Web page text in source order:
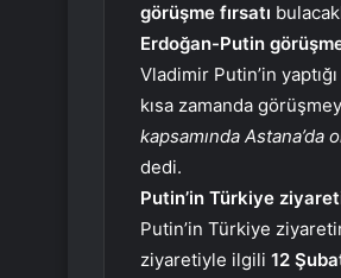
görüşme fırsatı
Erdoğan-Putin
Vladimir Putin’in
kısa zamanda
kapsamında Astana’da
dedi.
Putin’in Türkiye
Putin’in Türkiye
ziyaretiyle ilgili 12